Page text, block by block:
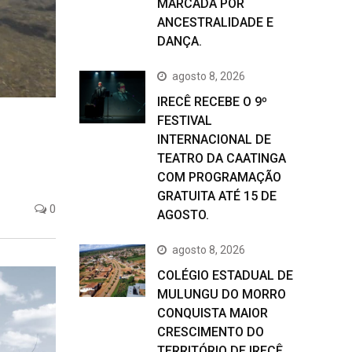
0
MARCADA POR
ANCESTRALIDADE E
DANÇA.
agosto 8, 2026
IRECÊ RECEBE O 9º
FESTIVAL
INTERNACIONAL DE
TEATRO DA CAATINGA
COM PROGRAMAÇÃO
GRATUITA ATÉ 15 DE
AGOSTO.
agosto 8, 2026
COLÉGIO ESTADUAL DE
MULUNGU DO MORRO
CONQUISTA MAIOR
CRESCIMENTO DO